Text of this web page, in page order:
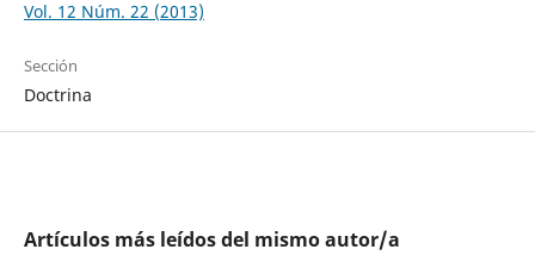
Vol. 12 Núm. 22 (2013)
Sección
Doctrina
Artículos más leídos del mismo autor/a